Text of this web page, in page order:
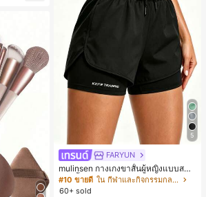
5
FARYUN
mulinsen กางเกงขาสั้นผู้หญิงแบบสบา
ยๆ สีพื้น หลวม อเนกประสงค์ กางเกงขา
สั้นกีฬา 2-In-1 สำหรับวิ่ง ฟิตเนส และก
#10 ขายดี
ใน กีฬาและกิจกรรมกลางแจ้ง
60+ sold